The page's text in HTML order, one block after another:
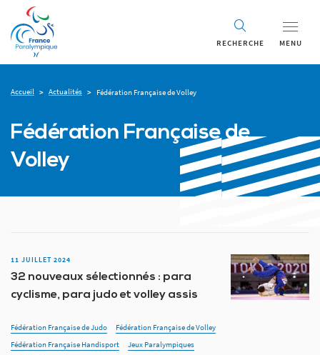
RECHERCHE MENU
Accueil > Actualités > Fédération Française de Volley
Fédération Française de
Volley
11 JUILLET 2024
32 nouveaux sélectionnés : para
cyclisme, para judo et volley assis
Fédération Française de Judo
Fédération Française de Volley
Fédération Française Handisport
Jeux Paralympiques